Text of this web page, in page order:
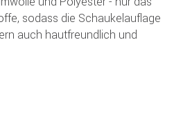
sodass die Schaukelauflage
auch hautfreundlich und